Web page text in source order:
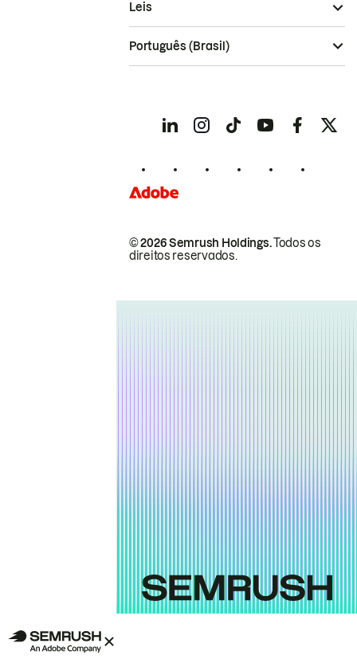
© 2026 Semrush Holdings.Todos os
direitos reservados.
Leis
Português (Brasil)